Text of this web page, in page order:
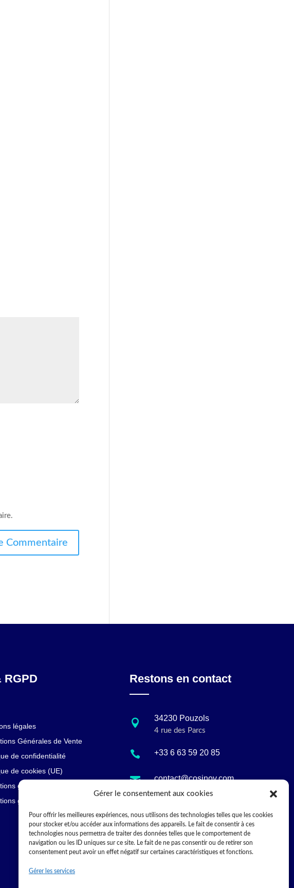
Gérer le consentement aux cookies
Pour offrir les meilleures expériences, nous utilisons des technologies telles que les cookies
pour stocker et/ou accéder aux informations des appareils. Le fait de consentir à ces
technologies nous permettra de traiter des données telles que le comportement de
navigation ou les ID uniques sur ce site. Le fait de ne pas consentir ou de retirer son
consentement peut avoir un effet négatif sur certaines caractéristiques et fonctions.
Gérer les services
RGPD
légales
Générales de Vente
de confidentialité
de cookies (UE)
générales
générales
Restons en contact
 34230 Pouzols
4 rue des Parcs
 +33 6 63 59 20 85
 contact@cosinov.com